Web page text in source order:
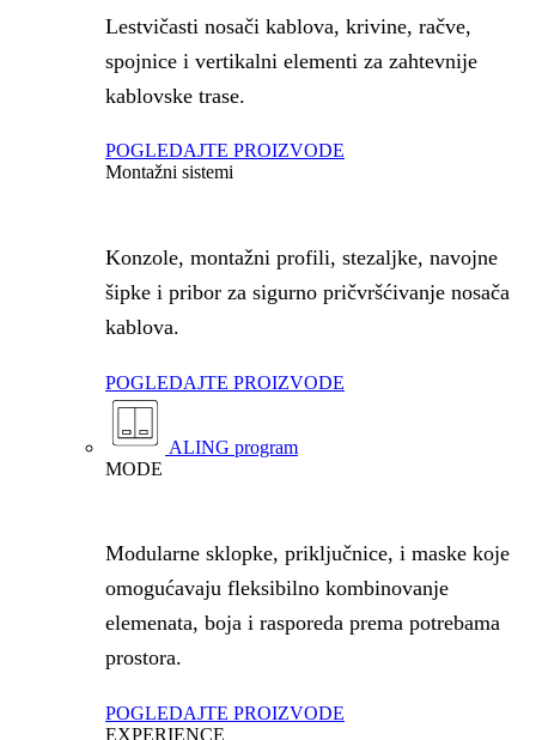
Lestvičasti nosači kablova, krivine, račve,
spojnice i vertikalni elementi za zahtevnije
kablovske trase.
POGLEDAJTE PROIZVODE
Montažni sistemi
Konzole, montažni profili, stezaljke, navojne
šipke i pribor za sigurno pričvršćivanje nosača
kablova.
POGLEDAJTE PROIZVODE
ALING program
MODE
Modularne sklopke, priključnice, i maske koje
omogućavaju fleksibilno kombinovanje
elemenata, boja i rasporeda prema potrebama
prostora.
POGLEDAJTE PROIZVODE
EXPERIENCE